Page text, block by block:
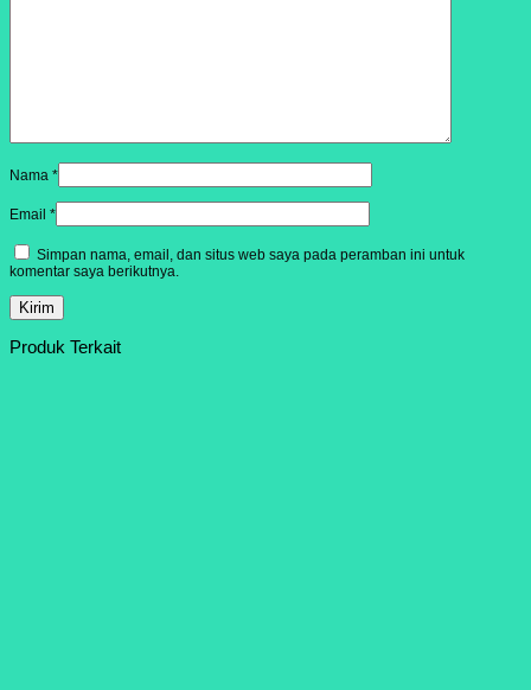
Nama *
Email *
Simpan nama, email, dan situs web saya pada peramban ini untuk
komentar saya berikutnya.
Produk Terkait